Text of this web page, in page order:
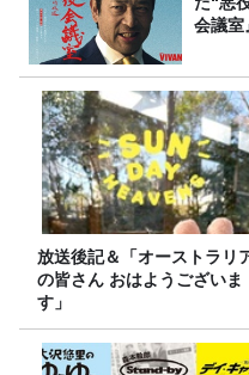
会議室
放送後記＆「オーストラリ
の皆さん おはようございま
す」